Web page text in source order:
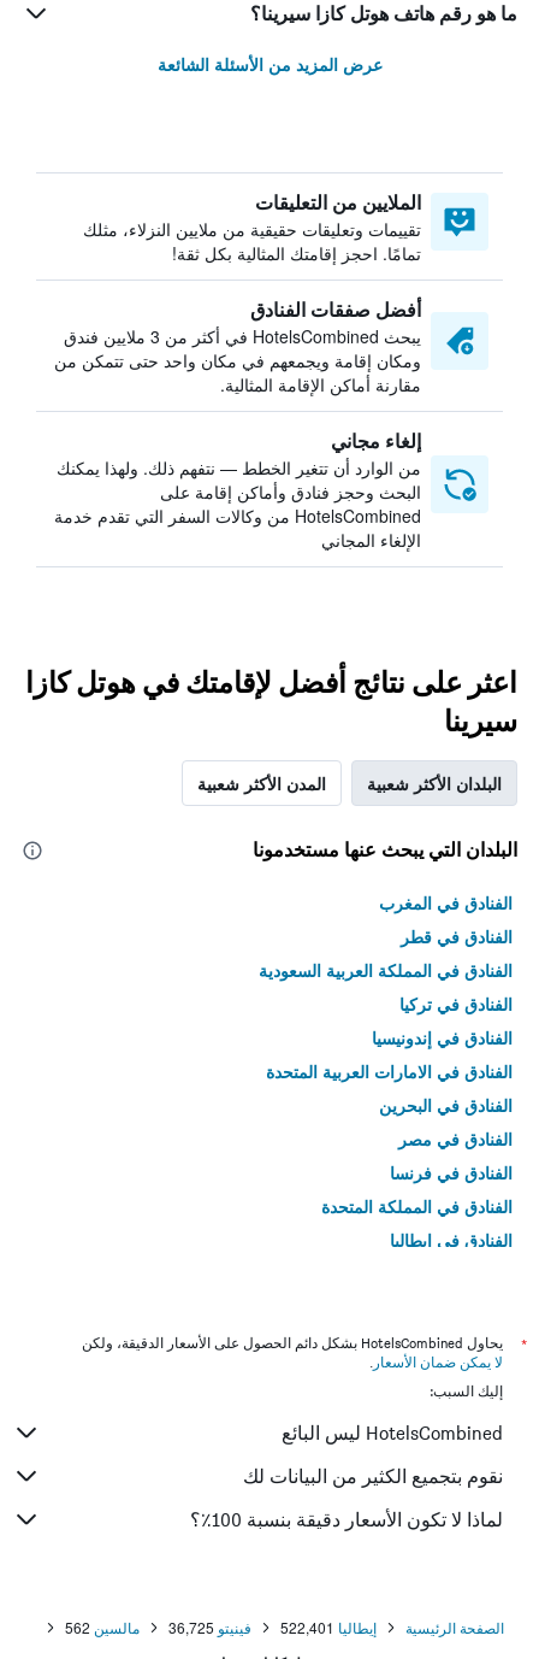
ما هو رقم هاتف هوتل كازا سيرينا؟
عرض المزيد من الأسئلة الشائعة
الملايين من التعليقات
تقييمات وتعليقات حقيقية من ملايين النزلاء، مثلك
تمامًا. احجز إقامتك المثالية بكل ثقة!
أفضل صفقات الفنادق
يبحث HotelsCombined في أكثر من 3 ملايين فندق
ومكان إقامة ويجمعهم في مكان واحد حتى تتمكن من
مقارنة أماكن الإقامة المثالية.
إلغاء مجاني
من الوارد أن تتغير الخطط — نتفهم ذلك. ولهذا يمكنك
البحث وحجز فنادق وأماكن إقامة على
HotelsCombined من وكالات السفر التي تقدم خدمة
الإلغاء المجاني
اعثر على نتائج أفضل لإقامتك في هوتل كازا
سيرينا
البلدان الأكثر شعبية المدن الأكثر شعبية
البلدان التي يبحث عنها مستخدمونا
الفنادق في المغرب
الفنادق في قطر
الفنادق في المملكة العربية السعودية
الفنادق في تركيا
الفنادق في إندونيسيا
الفنادق في الامارات العربية المتحدة
الفنادق في البحرين
الفنادق في مصر
الفنادق في فرنسا
الفنادق في المملكة المتحدة
الفنادق في إيطاليا
*
يحاول HotelsCombined بشكل دائم الحصول على الأسعار الدقيقة، ولكن
لا يمكن ضمان الأسعار .
إليك السبب:
HotelsCombined ليس البائع
نقوم بتجميع الكثير من البيانات لك
لماذا لا تكون الأسعار دقيقة بنسبة 100٪؟
الصفحة الرئيسية إيطاليا 522,401 فينيتو 36,725 مالسين 562